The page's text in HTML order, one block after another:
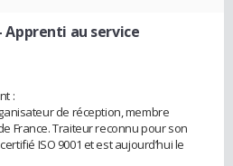
Apprenti au service
:
de réception, membre
France. Traiteur reconnu pour son
ISO 9001 et est aujourd’hui le